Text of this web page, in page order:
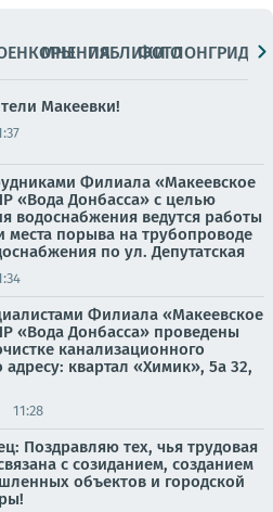
МНЕНИЯПАБЛИКИ
ФОТОЛОНГРИДЫ
Макеевки!
Филиала «Макеевское
«Вода Донбасса» с целью
водоснабжения ведутся работы
места порыва на трубопроводе
по ул. Депутатская
Филиала «Макеевское
«Вода Донбасса» проведены
канализационного
квартал «Химик», 5а 32,
11:28
Поздравляю тех, чья трудовая
с созиданием, созданием
объектов и городской